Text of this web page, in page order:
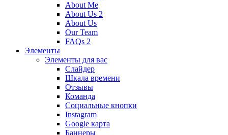
About Me
About Us 2
About Us
Our Team
FAQs 2
Элементы
Элементы для вас
Слайдер
Шкала времени
Отзывы
Команда
Социальные кнопки
Instagram
Google карта
Баннеры